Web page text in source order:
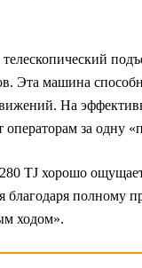
Эта машина
На
за одну
TJ хорошо
полному
ходом».